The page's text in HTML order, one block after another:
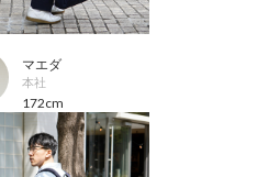
マエダ
本社
172cm